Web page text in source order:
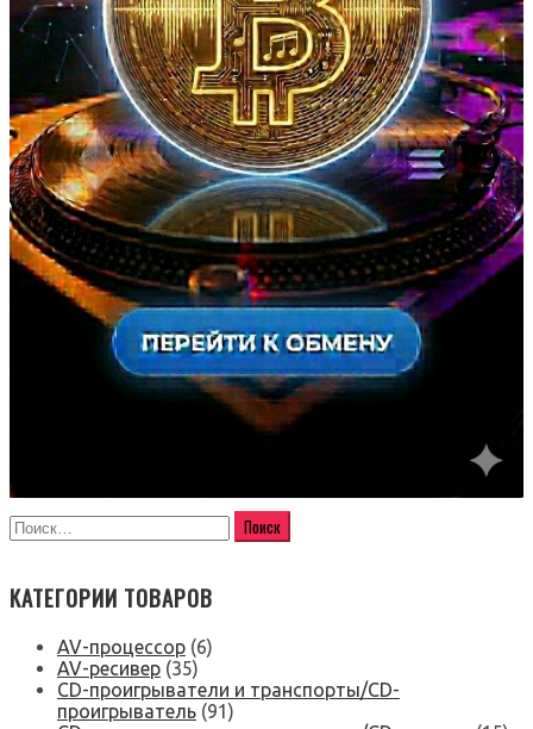
КАТЕГОРИИ ТОВАРОВ
AV-процессор (6)
AV-ресивер (35)
CD-проигрыватели и транспорты/CD-
проигрыватель (91)